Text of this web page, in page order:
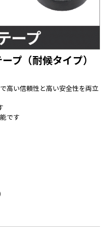
プ（耐候タイプ）
高い信頼性と高い安全性を両立
です